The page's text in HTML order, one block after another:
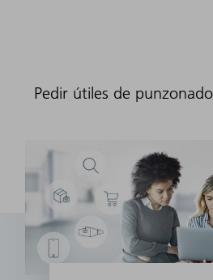
Pedir útiles de